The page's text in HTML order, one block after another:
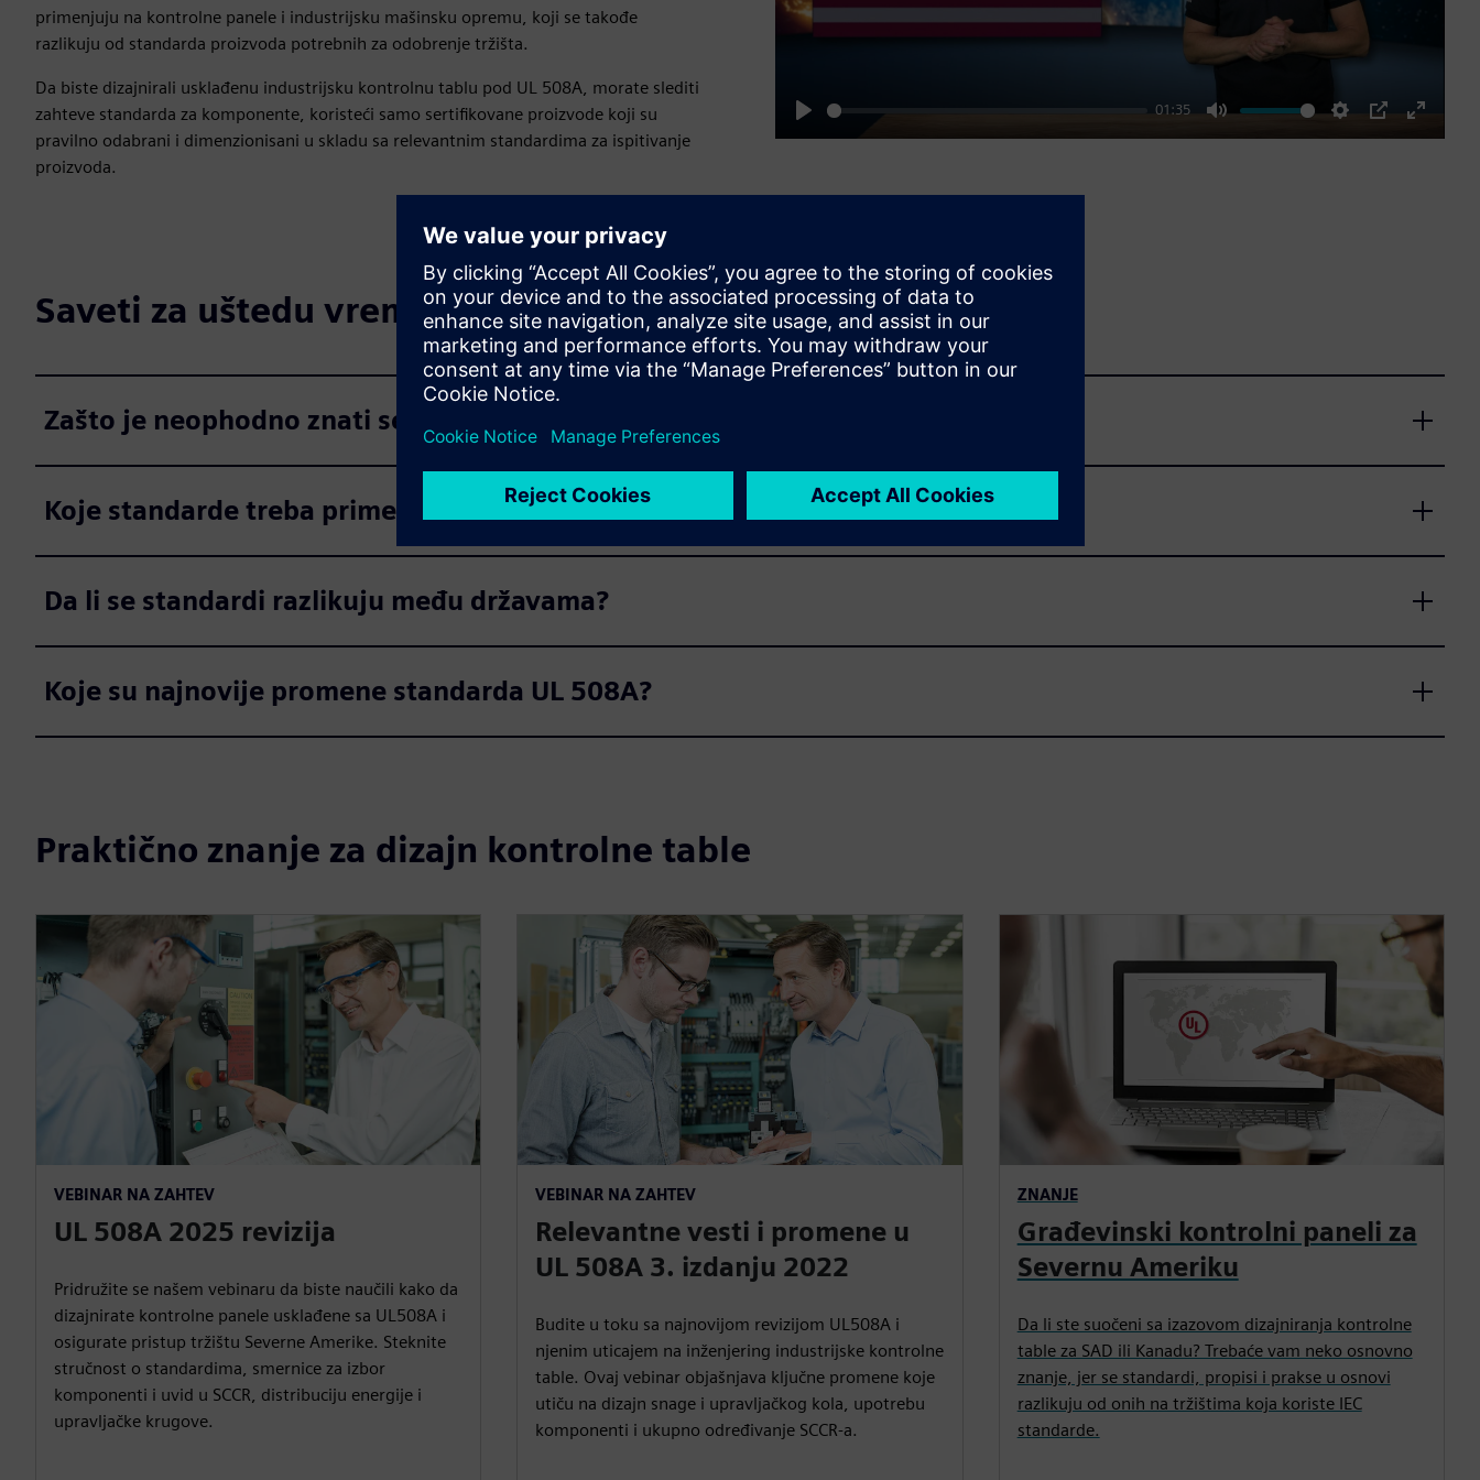
primenjuju na kontrolne panele i industrijsku mašinsku opremu, koji se takođe
razlikuju od standarda proizvoda potrebnih za odobrenje tržišta.
Da biste dizajnirali usklađenu industrijsku kontrolnu tablu pod UL 508A, morate slediti
zahteve standarda za komponente, koristeći samo sertifikovane proizvode koji su
pravilno odabrani i dimenzionisani u skladu sa relevantnim standardima za ispitivanje
proizvoda.
Play
01:35
Mute Settings
PIP
Enter
Saveti za uštedu vremena za vaš projekat
Zašto je neophodno znati sertifikate svake komponente?
Koje standarde treba primeniti za industrijske kontrolne ploče?
Da li se standardi razlikuju među državama?
Koje su najnovije promene standarda UL 508A?
Praktično znanje za dizajn kontrolne table
VEBINAR NA ZAHTEV
UL 508A 2025 revizija
Pridružite se našem vebinaru da biste naučili kako da
dizajnirate kontrolne panele usklađene sa UL508A i
osigurate pristup tržištu Severne Amerike. Steknite
stručnost o standardima, smernice za izbor
komponenti i uvid u SCCR, distribuciju energije i
upravljačke krugove.
VEBINAR NA ZAHTEV
Relevantne vesti i promene u
UL 508A 3. izdanju 2022
Budite u toku sa najnovijom revizijom UL508A i
njenim uticajem na inženjering industrijske kontrolne
table. Ovaj vebinar objašnjava ključne promene koje
utiču na dizajn snage i upravljačkog kola, upotrebu
komponenti i ukupno određivanje SCCR-a.
ZNANJE
Građevinski kontrolni paneli za
Severnu Ameriku
Da li ste suočeni sa izazovom dizajniranja kontrolne
table za SAD ili Kanadu? Trebaće vam neko osnovno
znanje, jer se standardi, propisi i prakse u osnovi
razlikuju od onih na tržištima koja koriste IEC
standarde.